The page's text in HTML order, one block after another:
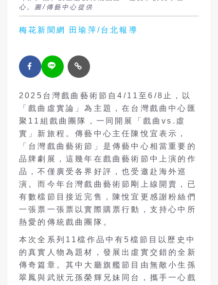
心。圖/傳藝中心提供
梅花新聞網 田瑜萍/台北報導
2025台灣戲曲藝術節自4/11至6/8止，以
「戲曲虛實論」為主題，在台灣戲曲中心匯
聚11組戲曲團隊，一同開展「戲曲vs.虛
實」新旅程。傳藝中心主任陳悅宜表示，
「台灣戲曲藝術節」是傳藝中心相當重要的
品牌劇展，這幾年在戲曲藝術節中上演的作
品，不僅廣受各界好評，也受邀赴海外巡
演。而今年台灣戲曲藝術節剛上線開賣，已
有數檔節目接近完售，陳悅宜更感謝粉絲們
一張票一張票以實際購票行動，支持心中所
熱愛的傳統戲曲團隊。
本次全系列11檔作品中有5檔節目以歷史中
的真實人物為題材，發展出虛實交錯的全新
傳奇篇章。其中大廳旗艦節目由無敵小生孫
翠鳳與武狀元孫榮輝兄妹同台，攜手一心戲